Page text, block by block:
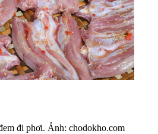
đi phơi. Ảnh: chodokho.com